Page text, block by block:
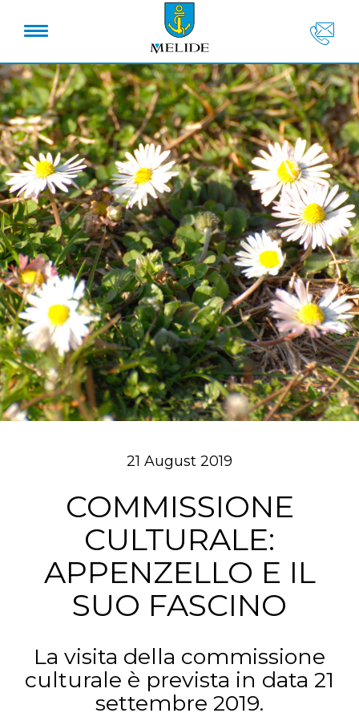
21 August 2019
COMMISSIONE
CULTURALE:
APPENZELLO E IL
SUO FASCINO
La visita della commissione
culturale è prevista in data 21
settembre 2019.